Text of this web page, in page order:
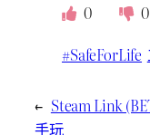
0
0
#SafeForLife
← Steam Link
手玩